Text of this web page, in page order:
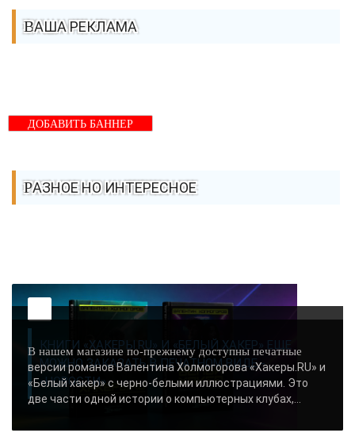
ВАША РЕКЛАМА
ДОБАВИТЬ БАННЕР
РАЗНОЕ НО ИНТЕРЕСНОЕ
КНИГИ «ХАКЕРЫ.RU» И «БЕЛЫЙ ХАКЕР» ЕЩЕ
МОЖНО ЗАКАЗАТЬ В ПЕЧАТНОМ ВИДЕ -
«НОВОСТИ»..
В нашем магазине по-прежнему доступны печатные
версии романов Валентина Холмогорова «Хакеры.RU» и
«Белый хакер» с черно-белыми иллюстрациями. Это
две части одной истории о компьютерных клубах,...